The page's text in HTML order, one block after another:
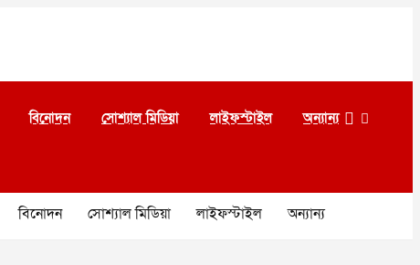
বিনোদন সোশ্যাল মিডিয়া লাইফস্টাইল অন্যান্য
বিনোদন সোশ্যাল মিডিয়া লাইফস্টাইল অন্যান্য